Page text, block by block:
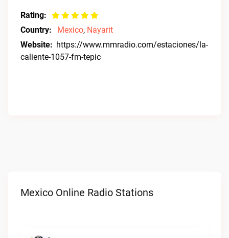
Rating:
Country:
Mexico, Nayarit
Website: https://www.mmradio.com/estaciones/la-
caliente-1057-fm-tepic
Mexico Online Radio Stations